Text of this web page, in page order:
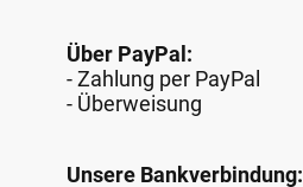
Über PayPal:
- Zahlung per PayPal
- Überweisung
Unsere Bankverbindung: